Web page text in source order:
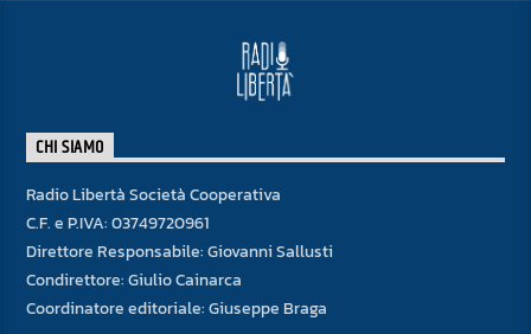
CHI SIAMO
Radio Libertà Società Cooperativa
C.F. e P.IVA: 03749720961
Direttore Responsabile: Giovanni Sallusti
Condirettore: Giulio Cainarca
Coordinatore editoriale: Giuseppe Braga